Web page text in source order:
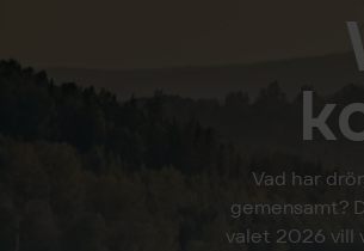
Vad har
gemensamt?
valet 2026 vill